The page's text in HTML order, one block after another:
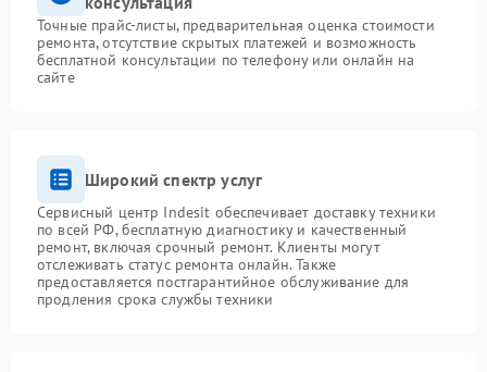
Точные прайс-листы, предварительная оценка стоимости
ремонта, отсутствие скрытых платежей и возможность
бесплатной консультации по телефону или онлайн на
сайте
Широкий спектр услуг
Сервисный центр Indesit обеспечивает доставку техники
по всей РФ, бесплатную диагностику и качественный
ремонт, включая срочный ремонт. Клиенты могут
отслеживать статус ремонта онлайн. Также
предоставляется постгарантийное обслуживание для
продления срока службы техники